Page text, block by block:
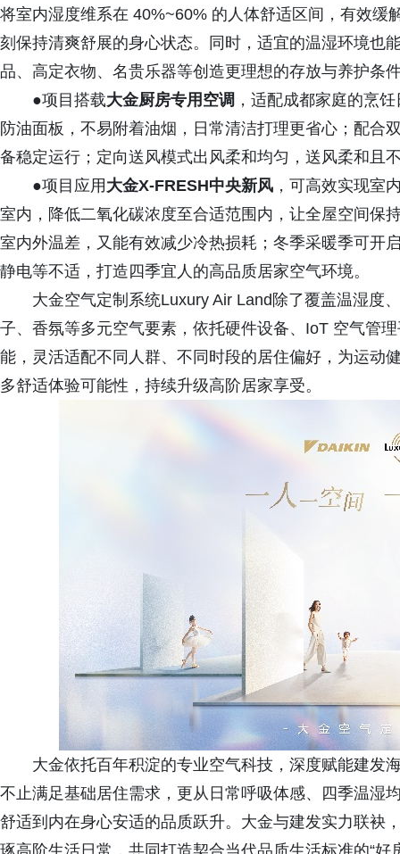
将室内湿度维系在 40%~60% 的人体舒适区间，有效缓
刻保持清爽舒展的身心状态。同时，适宜的温湿环境也
品、高定衣物、名贵乐器等创造更理想的存放与养护条
●项目搭载大金厨房专用空调 ，适配成都家庭的烹
防油面板，不易附着油烟，日常清洁打理更省心；配合
备稳定运行；定向送风模式出风柔和均匀，送风柔和且
●项目应用 大金X-FRESH中央新风 ，可高效实现室
室内，降低二氧化碳浓度至合适范围内，让全屋空间保
室内外温差，又能有效减少冷热损耗；冬季采暖季可开
静电等不适，打造四季宜人的高品质居家空气环境。
大金空气定制系统Luxury Air Land除了覆盖温湿度
子、香氛等多元空气要素，依托硬件设备、IoT 空气管
能，灵活适配不同人群、不同时段的居住偏好，为运动
多舒适体验可能性，持续升级高阶居家享受。
大金依托百年积淀的专业空气科技，深度赋能建发
不止满足基础居住需求，更从日常呼吸体感、四季温湿
舒适到内在身心安适的品质跃升。大金与建发实力联袂
琢高阶生活日常，共同打造契合当代品质生活标准的“好